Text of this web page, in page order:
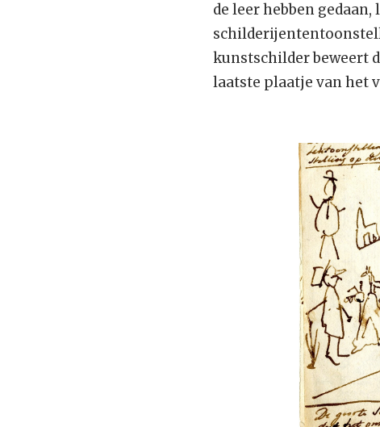
de leer hebben
kunstschilder beweert
laatste plaatje van het